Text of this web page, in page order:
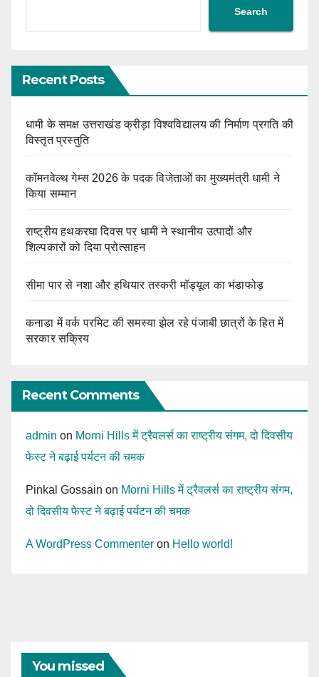
Search
Recent Posts
धामी के समक्ष उत्तराखंड क्रीड़ा विश्वविद्यालय की निर्माण प्रगति की
विस्तृत प्रस्तुति
कॉमनवेल्थ गेम्स 2026 के पदक विजेताओं का मुख्यमंत्री धामी ने
किया सम्मान
राष्ट्रीय हथकरघा दिवस पर धामी ने स्थानीय उत्पादों और
शिल्पकारों को दिया प्रोत्साहन
सीमा पार से नशा और हथियार तस्करी मॉड्यूल का भंडाफोड़
कनाडा में वर्क परमिट की समस्या झेल रहे पंजाबी छात्रों के हित में
सरकार सक्रिय
Recent Comments
admin on Morni Hills में ट्रैवलर्स का राष्ट्रीय संगम, दो दिवसीय
फेस्ट ने बढ़ाई पर्यटन की चमक
Pinkal Gossain on Morni Hills में ट्रैवलर्स का राष्ट्रीय संगम,
दो दिवसीय फेस्ट ने बढ़ाई पर्यटन की चमक
A WordPress Commenter on Hello world!
You missed